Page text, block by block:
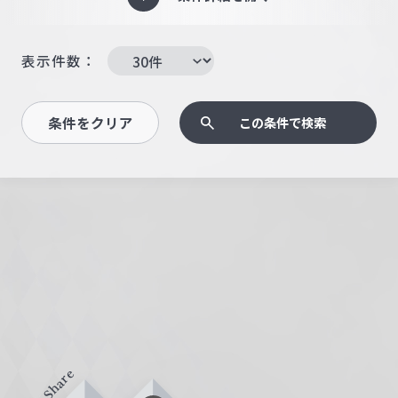
表示件数：
条件をクリア この条件で検索
Share